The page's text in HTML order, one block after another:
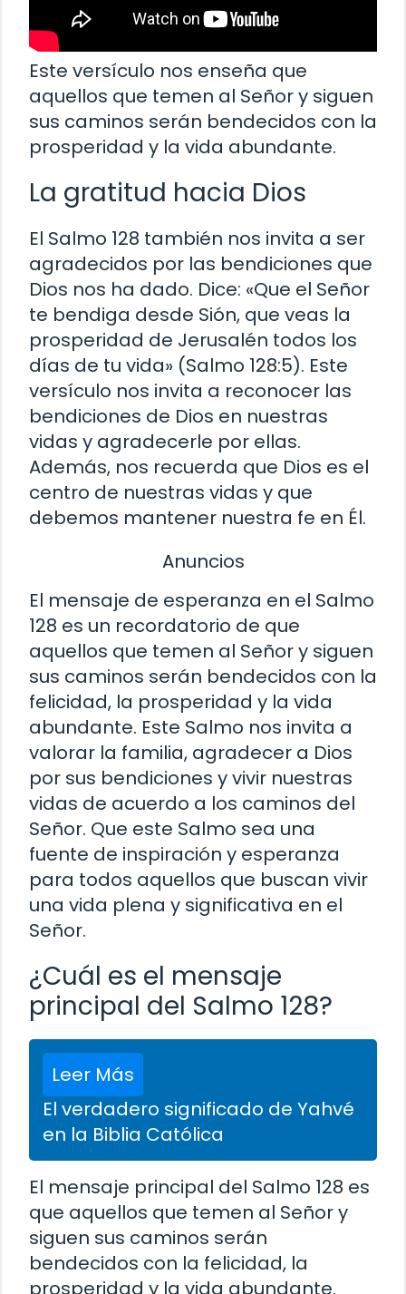
Este versículo nos enseña que
aquellos que temen al Señor y siguen
sus caminos serán bendecidos con la
prosperidad y la vida abundante.
La gratitud hacia Dios
El Salmo 128 también nos invita a ser
agradecidos por las bendiciones que
Dios nos ha dado. Dice: «Que el Señor
te bendiga desde Sión, que veas la
prosperidad de Jerusalén todos los
días de tu vida» (Salmo 128:5). Este
versículo nos invita a reconocer las
bendiciones de Dios en nuestras
vidas y agradecerle por ellas.
Además, nos recuerda que Dios es el
centro de nuestras vidas y que
debemos mantener nuestra fe en Él.
Anuncios
El mensaje de esperanza en el Salmo
128 es un recordatorio de que
aquellos que temen al Señor y siguen
sus caminos serán bendecidos con la
felicidad, la prosperidad y la vida
abundante. Este Salmo nos invita a
valorar la familia, agradecer a Dios
por sus bendiciones y vivir nuestras
vidas de acuerdo a los caminos del
Señor. Que este Salmo sea una
fuente de inspiración y esperanza
para todos aquellos que buscan vivir
una vida plena y significativa en el
Señor.
¿Cuál es el mensaje
principal del Salmo 128?
Leer Más
El verdadero significado de Yahvé
en la Biblia Católica
El mensaje principal del Salmo 128 es
que aquellos que temen al Señor y
siguen sus caminos serán
bendecidos con la felicidad, la
prosperidad y la vida abundante.